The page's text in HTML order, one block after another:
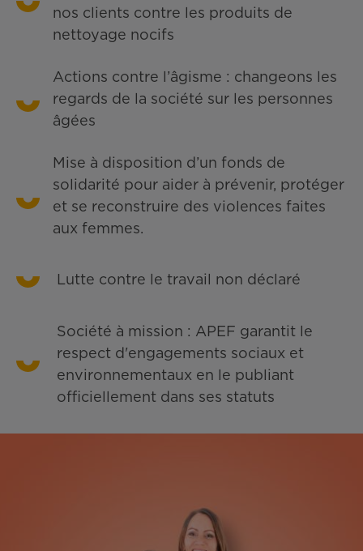
nos clients contre les produits de
nettoyage nocifs
Actions contre l’âgisme : changeons les
regards de la société sur les personnes
âgées
Mise à disposition d’un fonds de
solidarité pour aider à prévenir, protéger
et se reconstruire des violences faites
aux femmes.
Lutte contre le travail non déclaré
Société à mission : APEF garantit le
respect d'engagements sociaux et
environnementaux en le publiant
officiellement dans ses statuts